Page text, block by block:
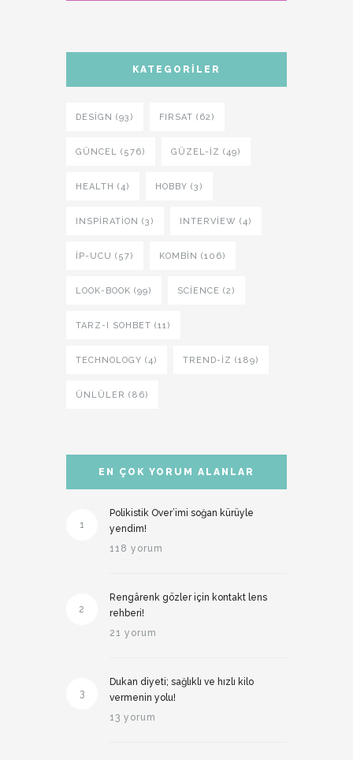
KATEGORILER
DESIGN (93) FIRSAT (62)
GÜNCEL (576) GÜZEL-IZ (49)
HEALTH (4) HOBBY (3)
INSPIRATION (3) INTERVIEW (4)
İP-UCU (57) KOMBIN (106)
LOOK-BOOK (99) SCIENCE (2)
TARZ-I SOHBET (11)
TECHNOLOGY (4) TREND-IZ (189)
ÜNLÜLER (86)
EN ÇOK YORUM ALANLAR
1
Polikistik Over’imi soğan kürüyle
yendim!
118 yorum
2
Rengârenk gözler için kontakt lens
rehberi!
21 yorum
3
Dukan diyeti; sağlıklı ve hızlı kilo
vermenin yolu!
13 yorum